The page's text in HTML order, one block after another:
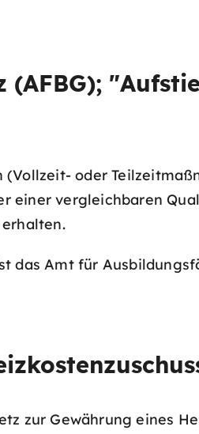
oder
einer vergleichbaren
das Amt für
zur Gewährung eines